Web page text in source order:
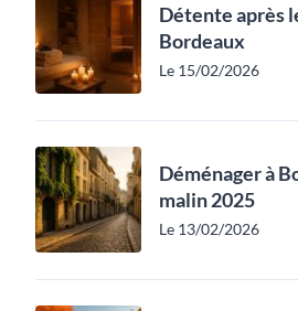
Détente après
Bordeaux
Le 15/02/2026
Déménager à
malin 2025
Le 13/02/2026